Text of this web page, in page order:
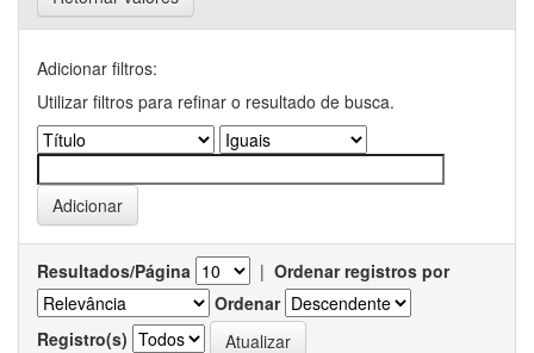
Adicionar filtros:
Utilizar filtros para refinar o resultado de busca.
Resultados/Página | Ordenar registros por
Ordenar
Registro(s)